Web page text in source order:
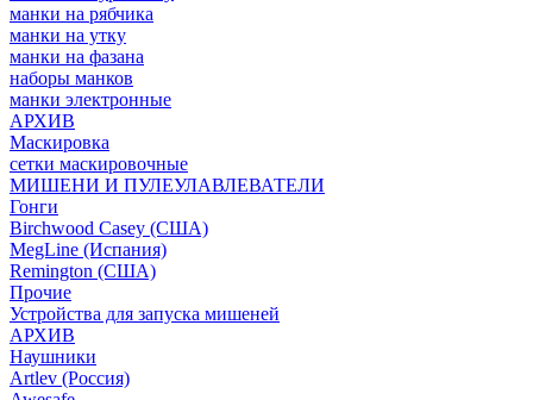
манки на рябчика
манки на утку
манки на фазана
наборы манков
манки электронные
АРХИВ
Маскировка
сетки маскировочные
МИШЕНИ И ПУЛЕУЛАВЛЕВАТЕЛИ
Гонги
Birchwood Casey (США)
MegLine (Испания)
Remington (США)
Прочие
Устройства для запуска мишеней
АРХИВ
Наушники
Artlev (Россия)